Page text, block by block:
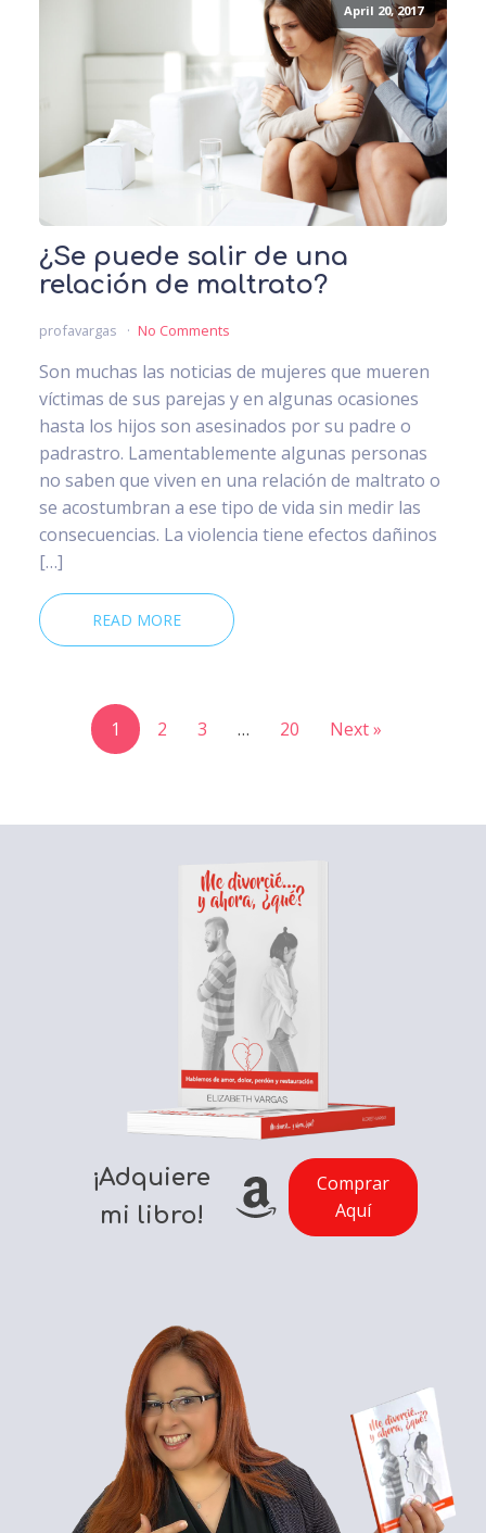
April 20, 2017
¿Se puede salir de una
relación de maltrato?
profavargas No Comments
Son muchas las noticias de mujeres que mueren
víctimas de sus parejas y en algunas ocasiones
hasta los hijos son asesinados por su padre o
padrastro. Lamentablemente algunas personas
no saben que viven en una relación de maltrato o
se acostumbran a ese tipo de vida sin medir las
consecuencias. La violencia tiene efectos dañinos
[…]
READ MORE
1 2 3 … 20 Next »
¡Adquiere
mi libro!
Comprar
Aquí